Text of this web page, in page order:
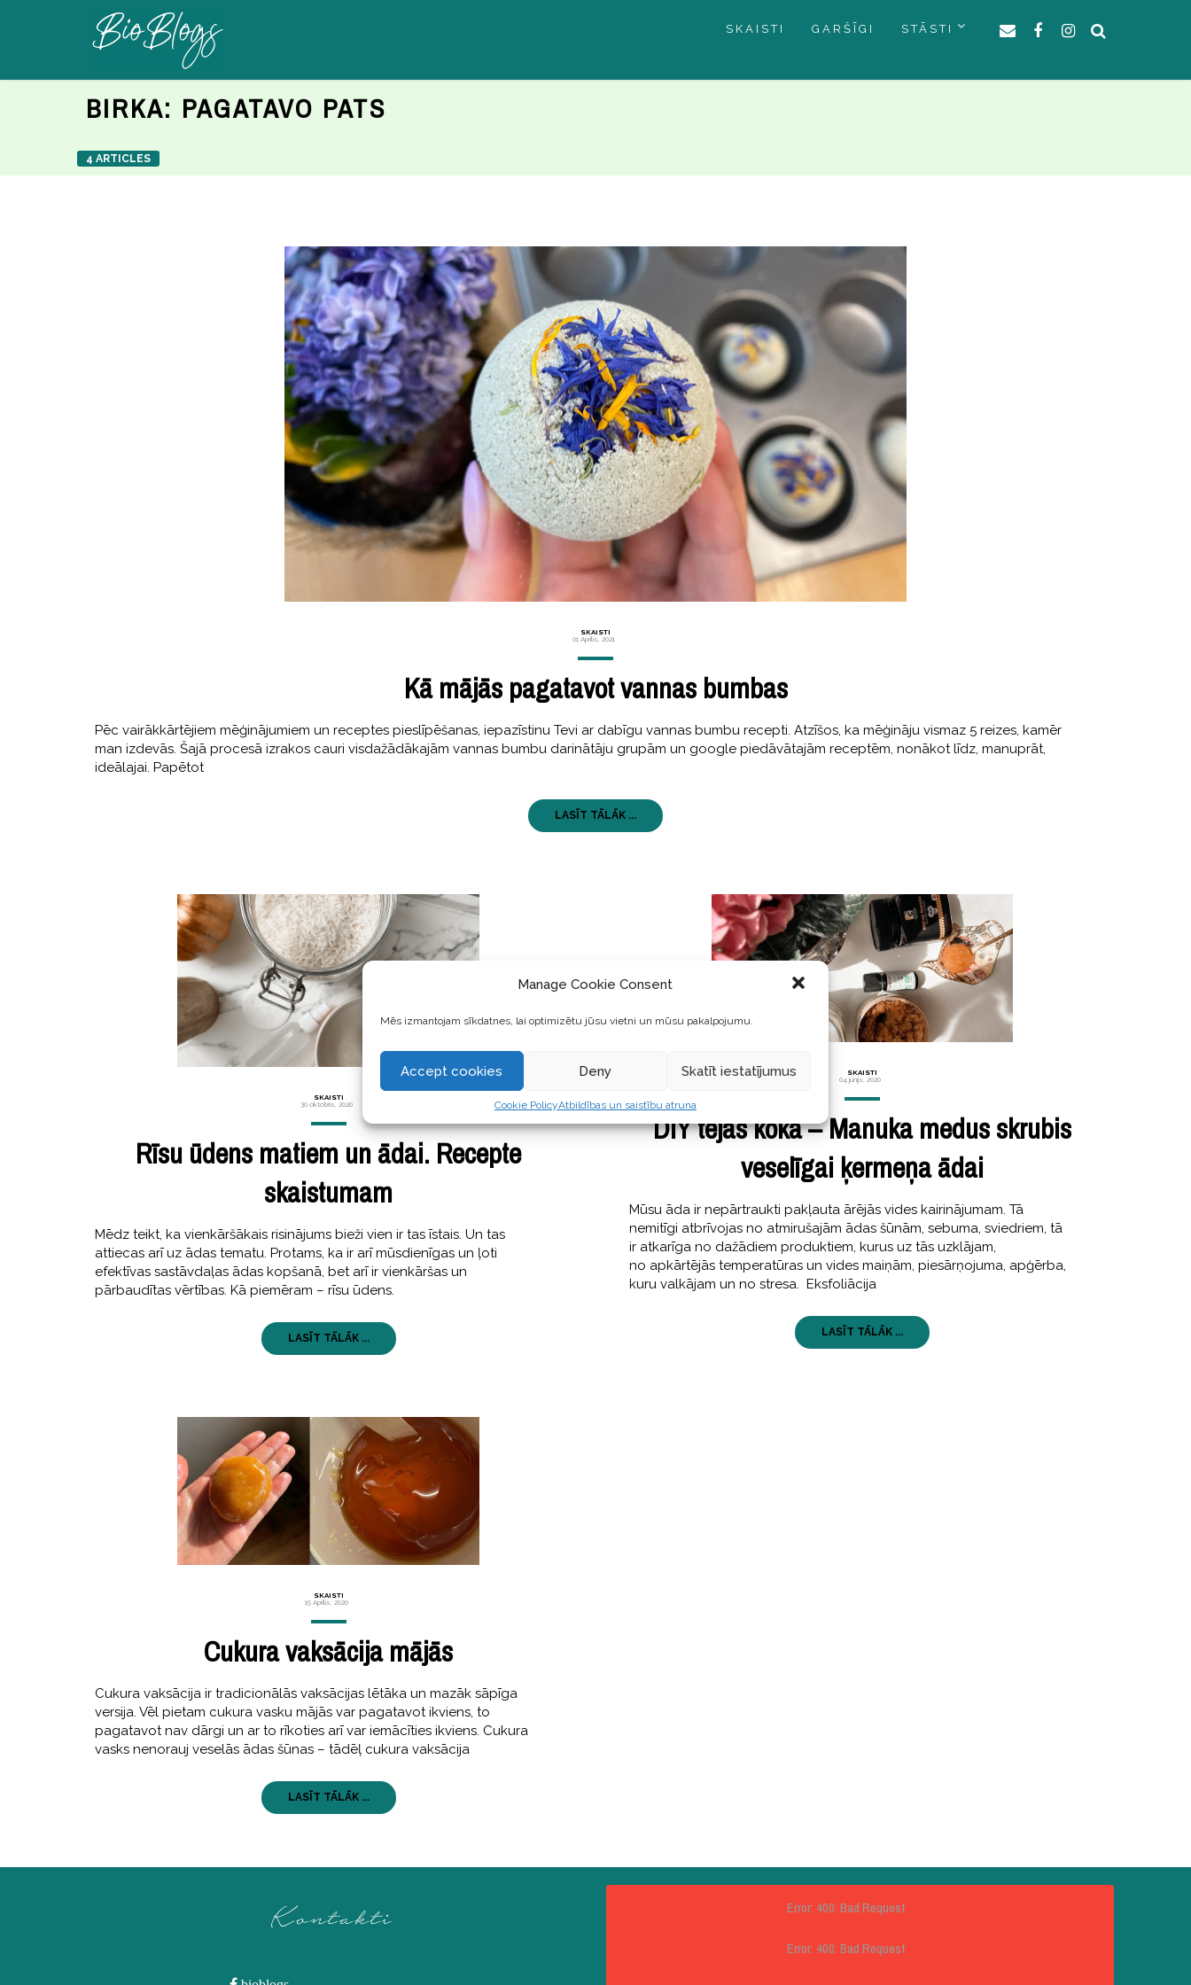
Manage Cookie Consent
Mēs izmantojam sīkdatnes, lai optimizētu jūsu vietni un mūsu pakalpojumu.
Accept cookies Deny Skatīt iestatījumus
Cookie PolicyAtbildības un saistību atruna
SKAISTI GARŠĪGI STĀSTI
BIRKA: PAGATAVO PATS
4 ARTICLES
SKAISTI
01 Aprīlis, 2021
Kā mājās pagatavot vannas bumbas
Pēc vairākkārtējiem mēģinājumiem un receptes pieslīpēšanas, iepazīstinu Tevi ar dabīgu vannas bumbu recepti. Atzīšos, ka mēģināju vismaz 5 reizes, kamēr
man izdevās. Šajā procesā izrakos cauri visdažādākajām vannas bumbu darinātāju grupām un google piedāvātajām receptēm, nonākot līdz, manuprāt,
ideālajai. Papētot
LASĪT TĀLĀK ...
SKAISTI
30 oktobris, 2020
Rīsu ūdens matiem un ādai. Recepte
skaistumam
Mēdz teikt, ka vienkāršākais risinājums bieži vien ir tas īstais. Un tas
attiecas arī uz ādas tematu. Protams, ka ir arī mūsdienīgas un ļoti
efektīvas sastāvdaļas ādas kopšanā, bet arī ir vienkāršas un
pārbaudītas vērtības. Kā piemēram – rīsu ūdens.
LASĪT TĀLĀK ...
SKAISTI
04 jūnijs, 2020
DIY tējas koka – Manuka medus skrubis
veselīgai ķermeņa ādai
Mūsu āda ir nepārtraukti pakļauta ārējās vides kairinājumam. Tā
nemitīgi atbrīvojas no atmirušajām ādas šūnām, sebuma, sviedriem, tā
ir atkarīga no dažādiem produktiem, kurus uz tās uzklājam,
no apkārtējās temperatūras un vides maiņām, piesārņojuma, apģērba,
kuru valkājam un no stresa. Eksfoliācija
LASĪT TĀLĀK ...
SKAISTI
15 Aprīlis, 2020
Cukura vaksācija mājās
Cukura vaksācija ir tradicionālās vaksācijas lētāka un mazāk sāpīga
versija. Vēl pietam cukura vasku mājās var pagatavot ikviens, to
pagatavot nav dārgi un ar to rīkoties arī var iemācīties ikviens. Cukura
vasks nenorauj veselās ādas šūnas – tādēļ cukura vaksācija
LASĪT TĀLĀK ...
Kontakti Error: 400: Bad Request
Error: 400: Bad Request